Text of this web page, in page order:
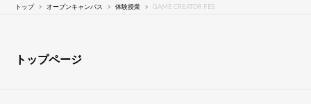
トップ オープンキャンパス 体験授業 GAME CREATOR FES
トップページ